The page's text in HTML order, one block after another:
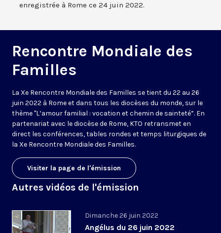
enregistrée à Rome ce 24 juin 2022.
Rencontre Mondiale des
Familles
La Xe Rencontre Mondiale des Familles se tient du 22 au 26
juin 2022 à Rome et dans tous les diocèses du monde, sur le
thème "L’amour familial : vocation et chemin de sainteté”. En
partenariat avec le diocèse de Rome, KTO retransmet en
direct les conférences, tables rondes et temps liturgiques de
la Xe Rencontre Mondiale des Familles.
Visiter la page de l'émission
Autres vidéos de l'émission
Dimanche 26 juin 2022
Angélus du 26 juin 2022